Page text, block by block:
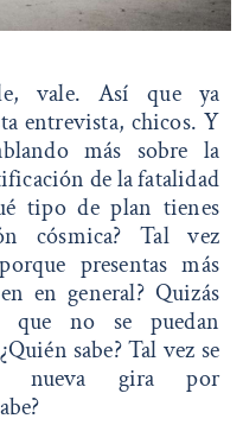
vale. Así que ya
entrevista, chicos. Y
más sobre la
de la fatalidad
tipo de plan tienes
cósmica? Tal vez
presentas más
en general? Quizás
que no se puedan
sabe? Tal vez se
nueva gira por